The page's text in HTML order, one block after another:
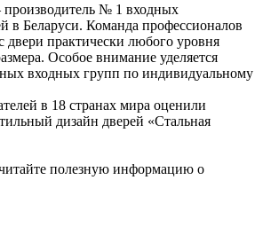
№ 1 входных
в Беларуси. Команда профессионалов
двери практически любого уровня
Особое внимание уделяется
входных групп по индивидуальному
в 18 странах мира оценили
дизайн дверей «Стальная
полезную информацию о